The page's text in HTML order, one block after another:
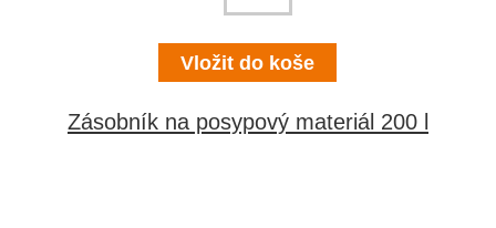
Zásobník na posypový materiál 200 l